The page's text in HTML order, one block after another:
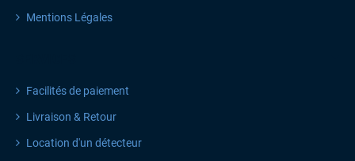
Mentions Légales
Facilités de paiement
Livraison & Retour
Location d'un détecteur